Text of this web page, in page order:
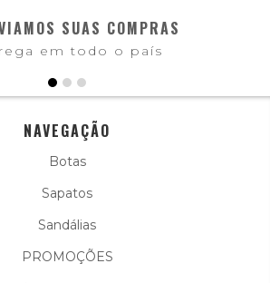
SUAS COMPRAS
em todo o país
NAVEGAÇÃO
Botas
Sapatos
Sandálias
PROMOÇÕES